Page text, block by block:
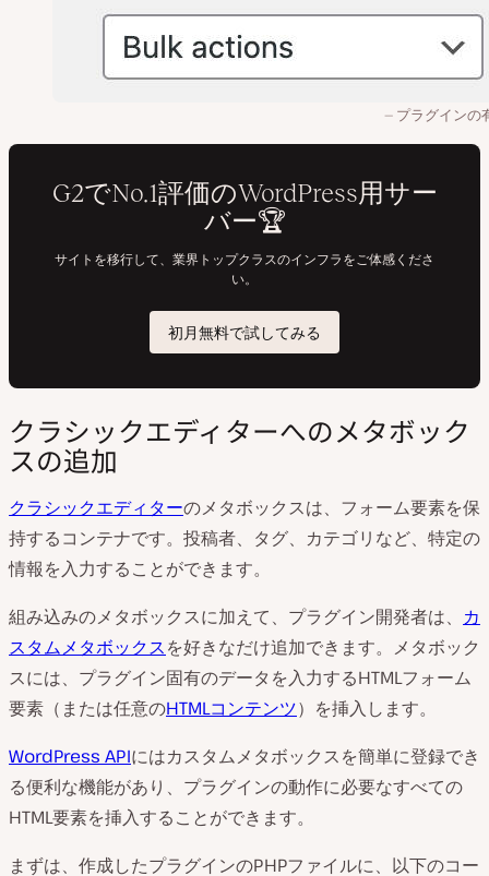
プラグインの
クラシックエディターへのメタボック
スの追加
クラシックエディターのメタボックスは、フォーム要素を保
持するコンテナです。投稿者、タグ、カテゴリなど、特定の
情報を入力することができます。
組み込みのメタボックスに加えて、プラグイン開発者は、 カ
スタムメタボックスを好きなだけ追加できます。メタボック
スには、プラグイン固有のデータを入力するHTMLフォーム
要素（または任意のHTMLコンテンツ）を挿入します。
WordPress APIにはカスタムメタボックスを簡単に登録でき
る便利な機能があり、プラグインの動作に必要なすべての
HTML要素を挿入することができます。
まずは、作成したプラグインのPHPファイルに、以下のコー